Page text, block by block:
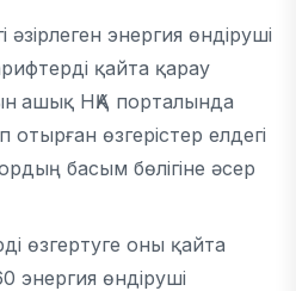
әзірлеген энергия өндіруші
қайта қарау
ашық НҚА порталында
өзгерістер елдегі
басым бөлігіне әсер
өзгертуге оны қайта
энергия өндіруші